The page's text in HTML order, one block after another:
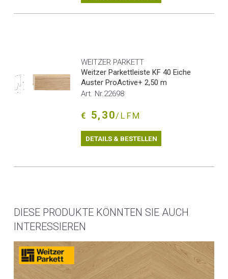
WEITZER PARKETT
Weitzer Parkettleiste KF 40 Eiche
Auster ProActive+ 2,50 m
Art. Nr.22698
€ 5,30/LFM
DETAILS & BESTELLEN
DIESE PRODUKTE KÖNNTEN SIE AUCH
INTERESSIEREN